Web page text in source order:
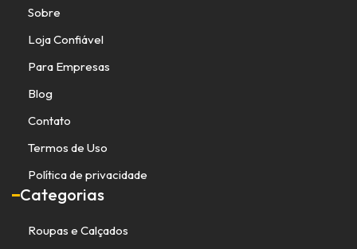
Sobre
Loja Confiável
Para Empresas
Blog
Contato
Termos de Uso
Política de privacidade
Categorias
Roupas e Calçados